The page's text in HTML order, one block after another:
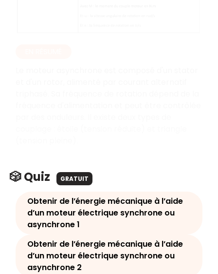
🎲 Quiz GRATUIT
Obtenir de l’énergie mécanique à l’aide
d’un moteur électrique synchrone ou
asynchrone 1
Obtenir de l’énergie mécanique à l’aide
d’un moteur électrique synchrone ou
asynchrone 2